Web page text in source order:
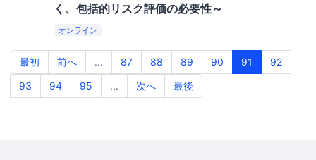
く、包括的リスク評価の必要性～
オンライン
最初 前へ ... 87 88 89 90 91
92
93
94 95 ... 次へ 最後